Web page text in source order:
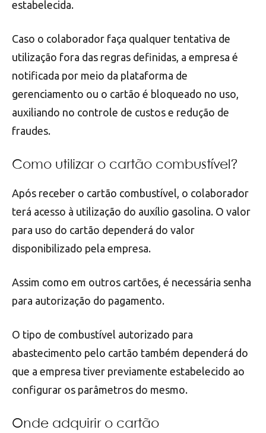
estabelecida.
Caso o colaborador faça qualquer tentativa de
utilização fora das regras definidas, a empresa é
notificada por meio da plataforma de
gerenciamento ou o cartão é bloqueado no uso,
auxiliando no controle de custos e redução de
fraudes.
Como utilizar o cartão combustível?
Após receber o cartão combustível, o colaborador
terá acesso à utilização do auxílio gasolina. O valor
para uso do cartão dependerá do valor
disponibilizado pela empresa.
Assim como em outros cartões, é necessária senha
para autorização do pagamento.
O tipo de combustível autorizado para
abastecimento pelo cartão também dependerá do
que a empresa tiver previamente estabelecido ao
configurar os parâmetros do mesmo.
Onde adquirir o cartão